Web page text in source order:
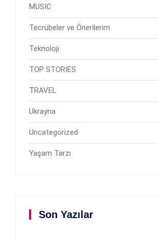
MUSIC
Tecrübeler ve Önerilerim
Teknoloji
TOP STORIES
TRAVEL
Ukrayna
Uncategorized
Yaşam Tarzı
Son Yazılar